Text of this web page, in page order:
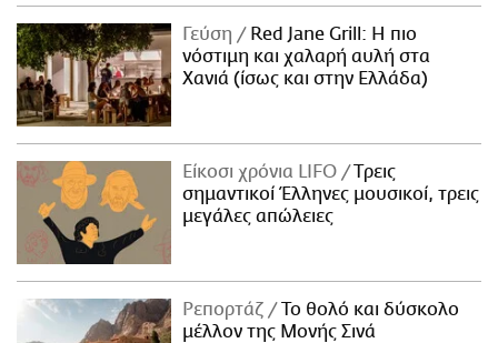
Γεύση
Red Jane Grill: Η πιο
νόστιμη και χαλαρή αυλή στα
Χανιά (ίσως και στην Ελλάδα)
Είκοσι χρόνια LIFO
Tρεις
σημαντικοί Έλληνες μουσικοί, τρεις
μεγάλες απώλειες
Ρεπορτάζ
Το θολό και δύσκολο
μέλλον της Μονής Σινά